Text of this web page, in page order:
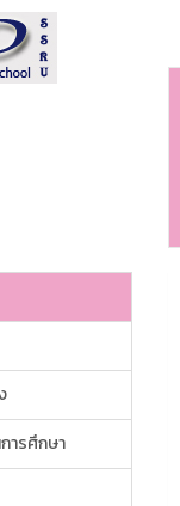
ารศึกษา